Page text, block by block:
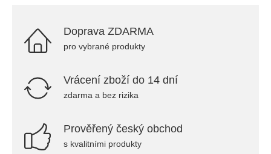
Doprava ZDARMA
pro vybrané produkty
Vrácení zboží do 14 dní
zdarma a bez rizika
Prověřený český obchod
s kvalitními produkty